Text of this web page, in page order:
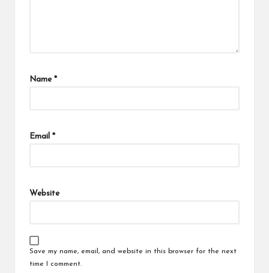
Name *
Email *
Website
Save my name, email, and website in this browser for the next
time I comment.